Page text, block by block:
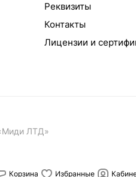
Реквизиты
Контакты
Лицензии и
ЛТД»
Корзина Избранные